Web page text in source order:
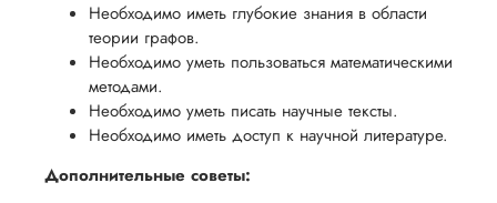
Необходимо иметь глубокие знания в области
теории графов.
Необходимо уметь пользоваться математическими
методами.
Необходимо уметь писать научные тексты.
Необходимо иметь доступ к научной литературе.
Дополнительные советы: